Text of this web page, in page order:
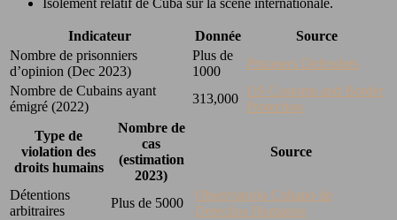
Indicateur Donnée
Source
Nombre de prisonniers
d’opinion (Dec 2023)
Plus de
1000
Prisoners Defenders
Nombre de Cubains ayant
émigré (2022)
313,000
US Customs and Border
Protection
Type de
violation des
droits humains
Nombre de
cas
(estimation
2023)
Source
Détentions
arbitraires
Plus de 5000
Observatorio Cubano de
Derechos Humanos